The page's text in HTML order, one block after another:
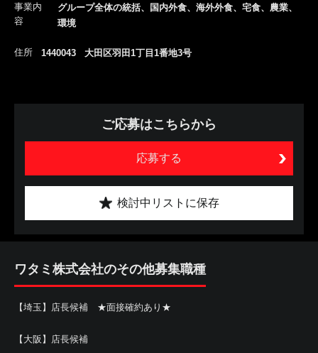
事業内
容
グループ全体の統括、国内外食、海外外食、宅食、農業、
環境
住所 1440043 大田区羽田1丁目1番地3号
ご応募はこちらから
応募する
検討中リストに保存
ワタミ株式会社のその他募集職種
【埼玉】店長候補 ★面接確約あり★
【大阪】店長候補